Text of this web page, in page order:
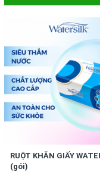
RUỘT KHĂN GIẤY
(gói)